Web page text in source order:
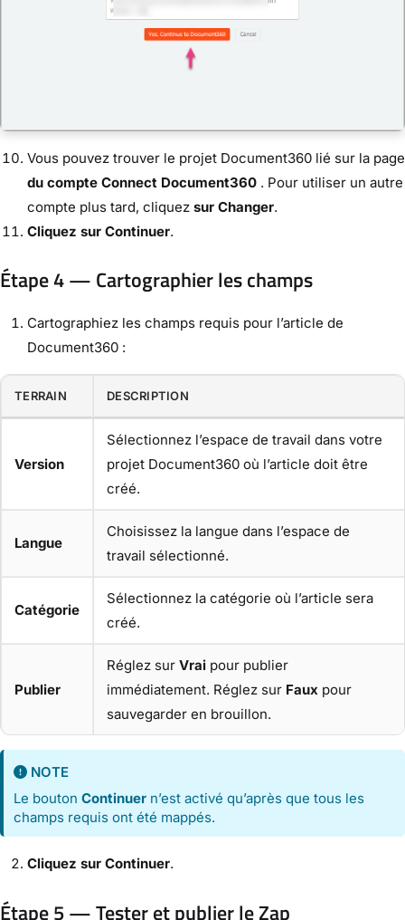
Vous pouvez trouver le projet Document360 lié sur la page
du compte Connect Document360 . Pour utiliser un autre
compte plus tard, cliquez sur Changer.
Cliquez sur Continuer.
Étape 4 — Cartographier les champs
Cartographiez les champs requis pour l’article de
Document360 :
TERRAIN DESCRIPTION
Version
Sélectionnez l’espace de travail dans votre
projet Document360 où l’article doit être
créé.
Langue
Choisissez la langue dans l’espace de
travail sélectionné.
Catégorie
Sélectionnez la catégorie où l’article sera
créé.
Publier
Réglez sur Vrai pour publier
immédiatement. Réglez sur Faux pour
sauvegarder en brouillon.
NOTE
Le boutonContinuer n’est activé qu’après que tous les
champs requis ont été mappés.
Cliquez sur Continuer.
Étape 5 — Tester et publier le Zap